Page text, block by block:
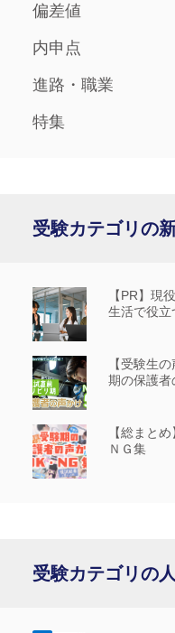
偏差値
内申点
進路・職業
特集
受験カテゴリの
【PR】現
生活で役立
【受験生
期の保護者
【総まと
ＮＧ集
受験カテゴリの